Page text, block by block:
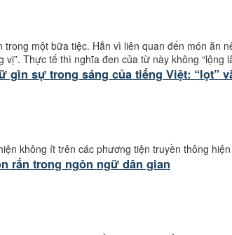
một bữa tiệc. Hẳn vì liên quan đến món ăn
vị”. Thực tế thì nghĩa đen của từ này không “lộng
gìn sự trong sáng của tiếng Việt: “lọt”
không ít trên các phương tiện truyền thông
rắn trong ngôn ngữ dân gian